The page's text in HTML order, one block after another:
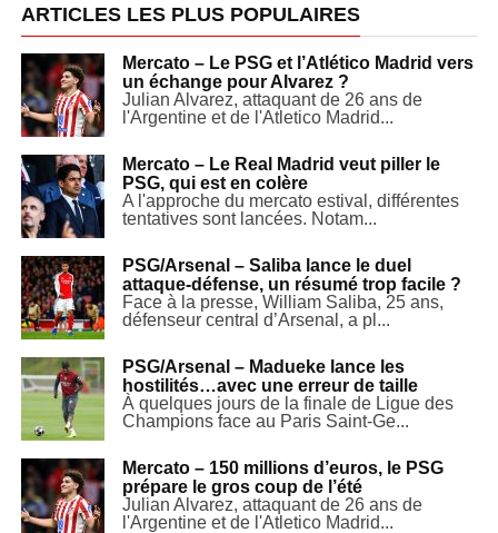
ARTICLES LES PLUS POPULAIRES
Mercato – Le PSG et l’Atlético Madrid vers
un échange pour Alvarez ?
Julian Alvarez, attaquant de 26 ans de
l'Argentine et de l'Atletico Madrid...
Mercato – Le Real Madrid veut piller le
PSG, qui est en colère
A l'approche du mercato estival, différentes
tentatives sont lancées. Notam...
PSG/Arsenal – Saliba lance le duel
attaque-défense, un résumé trop facile ?
Face à la presse, William Saliba, 25 ans,
défenseur central d’Arsenal, a pl...
PSG/Arsenal – Madueke lance les
hostilités…avec une erreur de taille
À quelques jours de la finale de Ligue des
Champions face au Paris Saint-Ge...
Mercato – 150 millions d’euros, le PSG
prépare le gros coup de l’été
Julian Alvarez, attaquant de 26 ans de
l'Argentine et de l'Atletico Madrid...